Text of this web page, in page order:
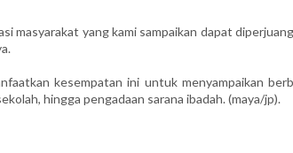
masyarakat yang kami sampaikan dapat
kesempatan ini untuk menyampaikan
hingga pengadaan sarana ibadah. (maya/jp).